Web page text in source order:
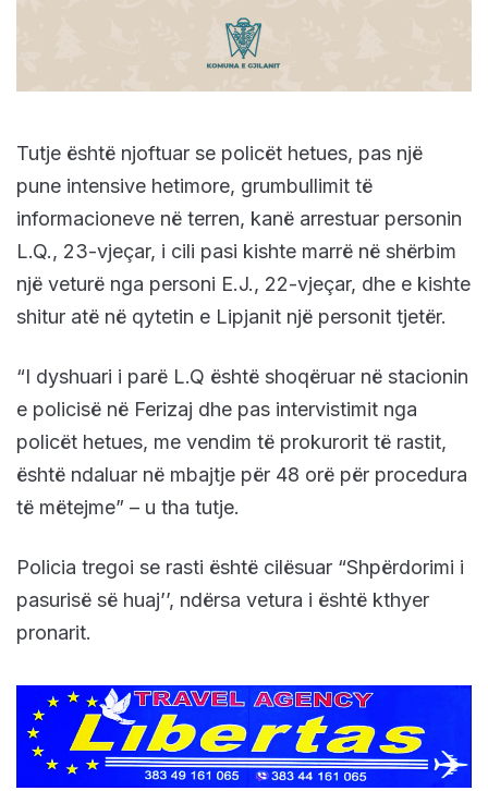
Tutje është njoftuar se policët hetues, pas një
pune intensive hetimore, grumbullimit të
informacioneve në terren, kanë arrestuar personin
L.Q., 23-vjeçar, i cili pasi kishte marrë në shërbim
një veturë nga personi E.J., 22-vjeçar, dhe e kishte
shitur atë në qytetin e Lipjanit një personit tjetër.
“I dyshuari i parë L.Q është shoqëruar në stacionin
e policisë në Ferizaj dhe pas intervistimit nga
policët hetues, me vendim të prokurorit të rastit,
është ndaluar në mbajtje për 48 orë për procedura
të mëtejme” – u tha tutje.
Policia tregoi se rasti është cilësuar “Shpërdorimi i
pasurisë së huaj’’, ndërsa vetura i është kthyer
pronarit.